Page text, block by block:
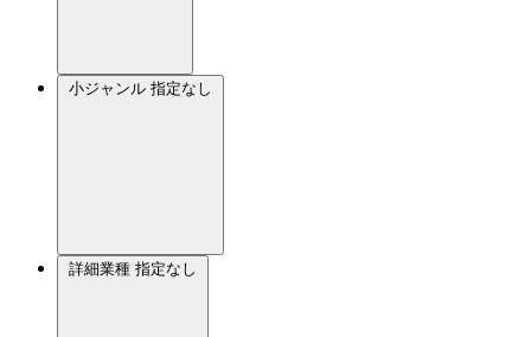
小ジャンル 指定なし
詳細業種 指定なし